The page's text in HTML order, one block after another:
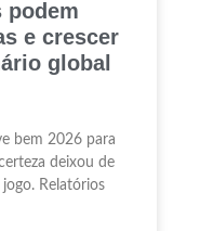
podem
e crescer
global
bem 2026 para
deixou de
Relatórios